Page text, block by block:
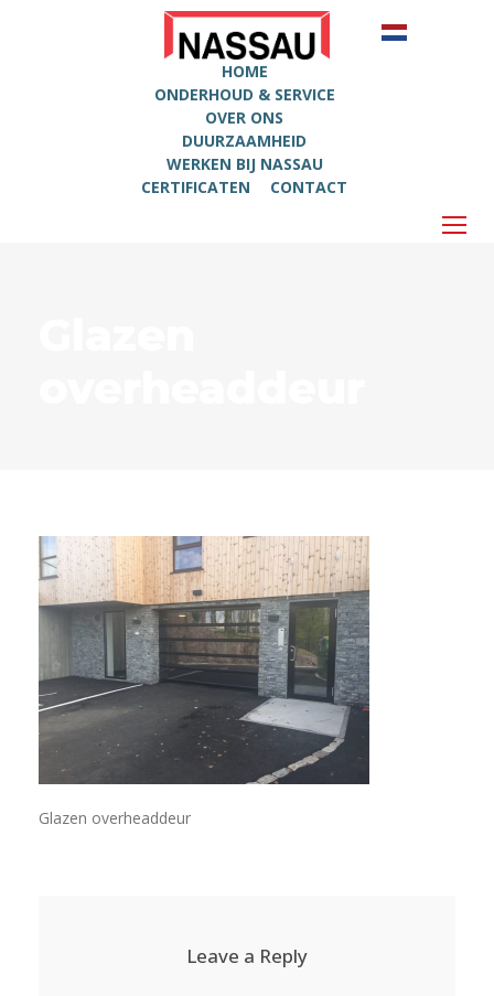
HOME
ONDERHOUD & SERVICE
OVER ONS
DUURZAAMHEID
WERKEN BIJ NASSAU
CERTIFICATEN
CONTACT
Glazen overheaddeur
Leave a Reply